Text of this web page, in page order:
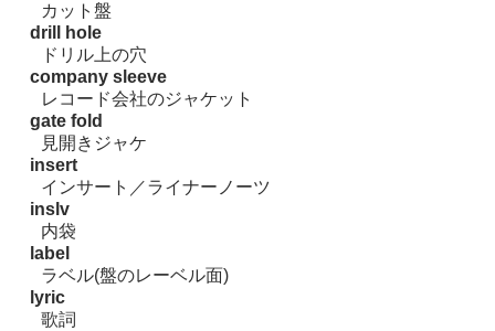
カット盤
drill hole
ドリル上の穴
company sleeve
レコード会社のジャケット
gate fold
見開きジャケ
insert
インサート／ライナーノーツ
inslv
内袋
label
ラベル(盤のレーベル面)
lyric
歌詞